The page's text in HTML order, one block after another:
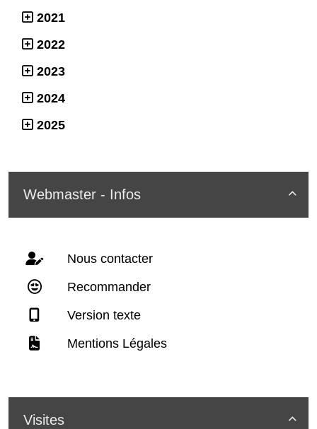
2021
2022
2023
2024
2025

Webmaster - Infos
Nous contacter
Recommander
Version texte
Mentions Légales

Visites